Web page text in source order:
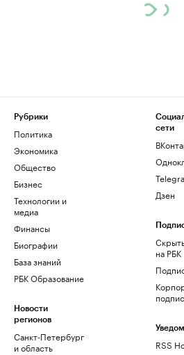
Рубрики
Политика
Экономика
Общество
Бизнес
Технологии и
медиа
Финансы
Биографии
База знаний
РБК Образование
Новости
регионов
Санкт-Петербург
и область
сети
Дзен
на РБК
RSS